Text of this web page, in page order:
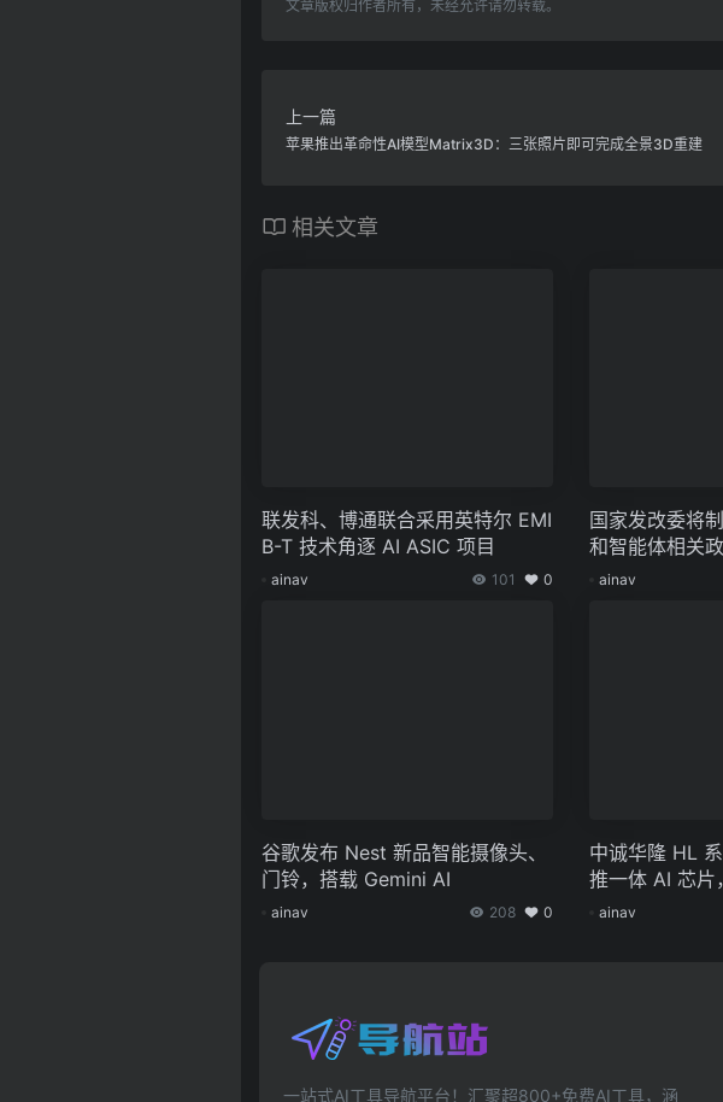
文章版权归作者所有，未经允许请勿转载。
上一篇
苹果推出革命性AI模型Matrix3D：三张照片即可完成全景3D重建
相关文章
联发科、博通联合采用英特尔 EMI
B-T 技术角逐 AI ASIC 项目
ainav 101 0
国家发改委将
和智能体相关
ainav
谷歌发布 Nest 新品智能摄像头、
门铃，搭载 Gemini AI
ainav 208 0
中诚华隆 HL
推一体 AI 芯片
ainav
一站式AI工具导航平台！汇聚超800+免费AI工具，涵